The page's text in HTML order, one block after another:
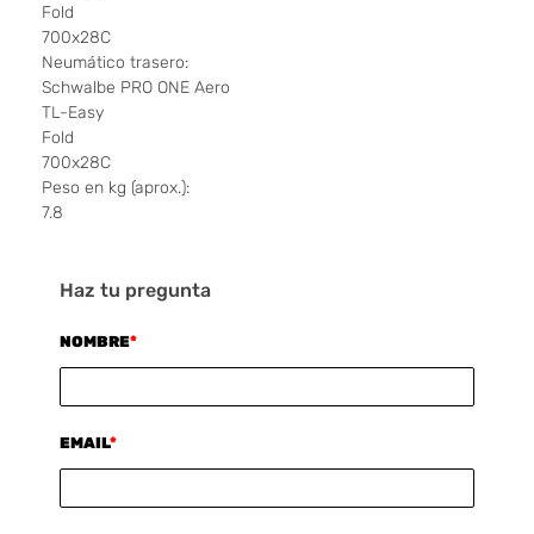
Fold
700x28C
Neumático trasero:
Schwalbe PRO ONE Aero
TL-Easy
Fold
700x28C
Peso en kg (aprox.):
7.8
Haz tu pregunta
NOMBRE*
EMAIL*